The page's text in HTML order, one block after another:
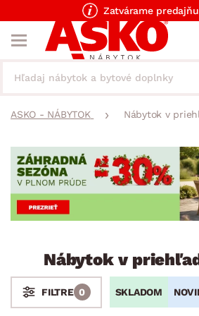
Zatvárame
ASKO - NÁBYTOK Nábytok v
Nábytok v
SKLADOM
FILTRE 0